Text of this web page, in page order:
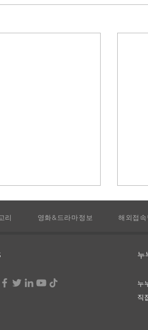
셋방살이 다시보기 및
더
보
리 영화&드라마정보 해외접속
누
누
직